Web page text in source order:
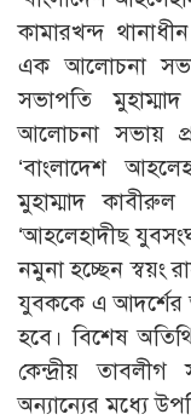
কামারখন্দ
এক আলোচনা সভা
সভাপতি
আলোচনা সভায়
‘বাংলাদেশ
মুহাম্মাদ
‘আহলেহাদীছ
নমুনা হচ্ছেন স্বয়ং
যুবককে এ আদর্শের
হবে। বিশেষ
কেন্দ্রীয়
অন্যান্যের মধ্যে